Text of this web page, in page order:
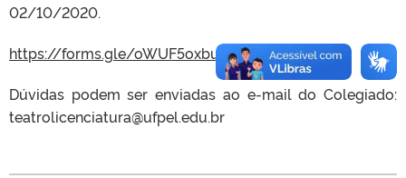
02/10/2020.
https://forms.gle/oWUF5oxbujueEo6q8
Dúvidas podem ser enviadas ao e-mail do Colegiado:
teatrolicenciatura@ufpel.edu.br